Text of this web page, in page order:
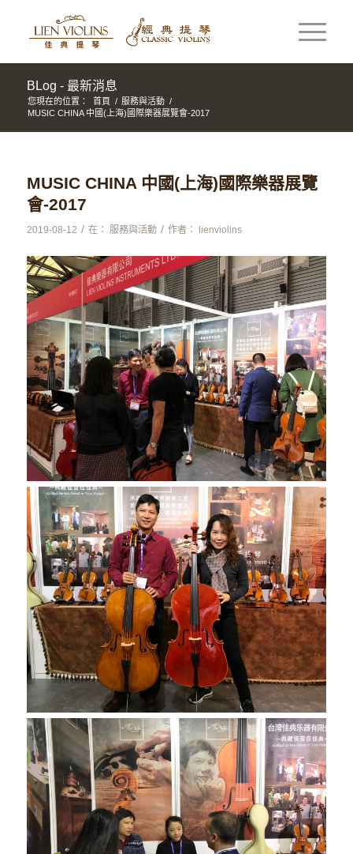
BLog - 最新消息
您現在的位置： 首頁 / 服務與活動 /
MUSIC CHINA 中國(上海)國際樂器展覽會-2017
MUSIC CHINA 中國(上海)國際樂器展覽
會-2017
2019-08-12 / 在： 服務與活動 / 作者： lienviolins